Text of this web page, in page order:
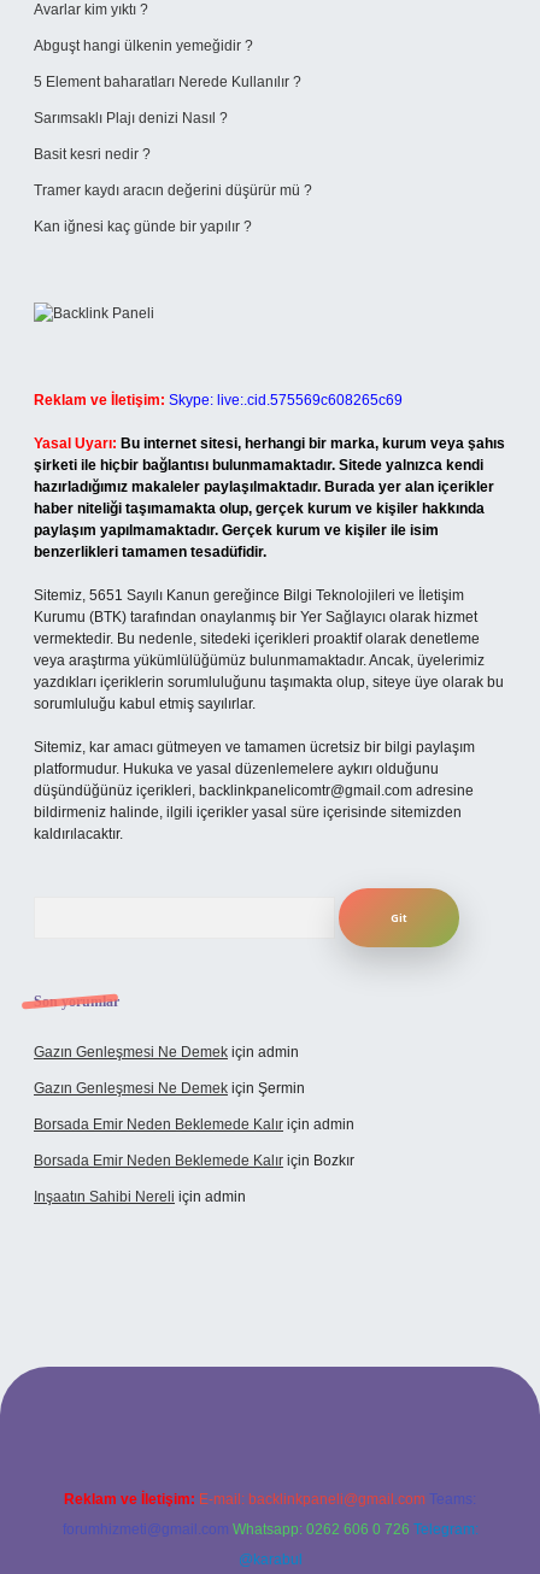
Avarlar kim yıktı ?
Abguşt hangi ülkenin yemeğidir ?
5 Element baharatları Nerede Kullanılır ?
Sarımsaklı Plajı denizi Nasıl ?
Basit kesri nedir ?
Tramer kaydı aracın değerini düşürür mü ?
Kan iğnesi kaç günde bir yapılır ?
Reklam ve İletişim: Skype: live:.cid.575569c608265c69
Yasal Uyarı: Bu internet sitesi, herhangi bir marka, kurum veya şahıs
şirketi ile hiçbir bağlantısı bulunmamaktadır. Sitede yalnızca kendi
hazırladığımız makaleler paylaşılmaktadır. Burada yer alan içerikler
haber niteliği taşımamakta olup, gerçek kurum ve kişiler hakkında
paylaşım yapılmamaktadır. Gerçek kurum ve kişiler ile isim
benzerlikleri tamamen tesadüfidir.
Sitemiz, 5651 Sayılı Kanun gereğince Bilgi Teknolojileri ve İletişim
Kurumu (BTK) tarafından onaylanmış bir Yer Sağlayıcı olarak hizmet
vermektedir. Bu nedenle, sitedeki içerikleri proaktif olarak denetleme
veya araştırma yükümlülüğümüz bulunmamaktadır. Ancak, üyelerimiz
yazdıkları içeriklerin sorumluluğunu taşımakta olup, siteye üye olarak bu
sorumluluğu kabul etmiş sayılırlar.
Sitemiz, kar amacı gütmeyen ve tamamen ücretsiz bir bilgi paylaşım
platformudur. Hukuka ve yasal düzenlemelere aykırı olduğunu
düşündüğünüz içerikleri, backlinkpanelicomtr@gmail.com adresine
bildirmeniz halinde, ilgili içerikler yasal süre içerisinde sitemizden
kaldırılacaktır.
Son yorumlar
Gazın Genleşmesi Ne Demek için admin
Gazın Genleşmesi Ne Demek için Şermin
Borsada Emir Neden Beklemede Kalır için admin
Borsada Emir Neden Beklemede Kalır için Bozkır
Inşaatın Sahibi Nereli için admin
Reklam ve İletişim: E-mail: backlinkpaneli@gmail.com Teams:
forumhizmeti@gmail.com Whatsapp: 0262 606 0 726 Telegram:
@karabul